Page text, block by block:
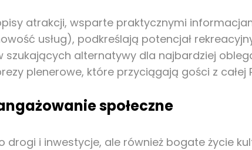
atrakcji, wsparte praktycznymi
usług), podkreślają potencjał
alternatywy dla najbardziej
plenerowe, które przyciągają gości z całej
społeczne
i inwestycje, ale również bogate życie